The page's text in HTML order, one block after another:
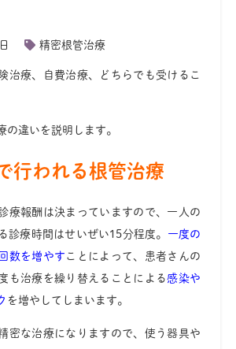
精密根管治療
治療、自費治療、どちらでも受けるこ
の違いを説明します。
行われる根管治療
療報酬は決まっていますので、一人の
診療時間はせいぜい15分程度。
一度の
数を増やす ことによって、患者さんの
も治療を繰り替えることによる感染や
を増やしてしまいます。
密な治療になりますので、使う器具や